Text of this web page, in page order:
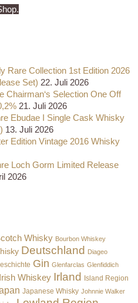
Rare Collection 1st Edition 2026
Set) 22. Juli 2026
Chairman‘s Selection One Off
21. Juli 2026
Ebudae I Single Cask Whisky
13. Juli 2026
Edition Vintage 2016 Whisky
Loch Gorm Limited Release
2026
Whisky Bourbon Whiskey
Deutschland Diageo
Gin Glenfarclas Glenfiddich
Irish Whiskey Irland Island Region
Japanese Whisky Johnnie Walker